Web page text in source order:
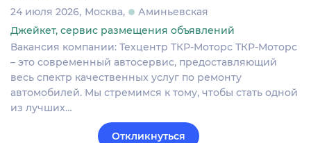
24 июля 2026 Москва
Аминьевская
Джейкет, сервис размещения объявлений
Вакансия компании: Техцентр ТКР-Моторс ТКР-Моторс
– это современный автосервис, предоставляющий
весь спектр качественных услуг по ремонту
автомобилей. Мы стремимся к тому, чтобы стать одной
из лучших…
Откликнуться